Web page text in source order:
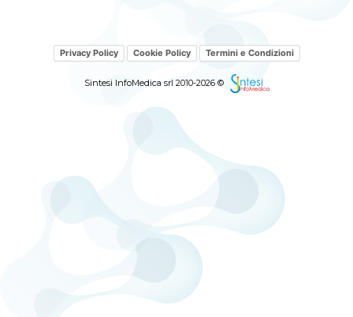
Privacy Policy Cookie Policy Termini e Condizioni
Sintesi InfoMedica srl 2010-2026 ©